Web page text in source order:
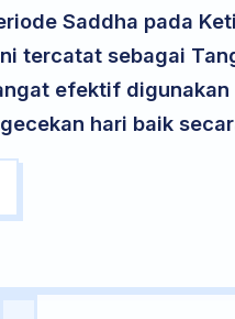
Saddha pada
tercatat sebagai
efektif
hari baik